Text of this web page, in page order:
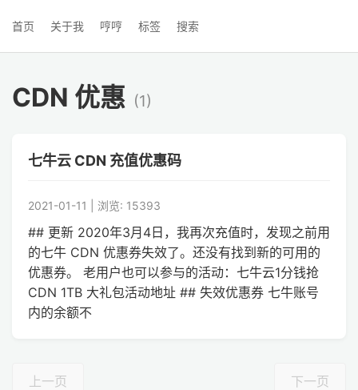
首页 关于我 哼哼 标签 搜索
CDN 优惠 (1)
七牛云 CDN 充值优惠码
2021-01-11 | 浏览: 15393
## 更新 2020年3月4日，我再次充值时，发现之前用
的七牛 CDN 优惠券失效了。还没有找到新的可用的
优惠券。 老用户也可以参与的活动：七牛云1分钱抢
CDN 1TB 大礼包活动地址 ## 失效优惠券 七牛账号
内的余额不
上一页 下一页